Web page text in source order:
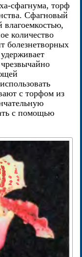
сфагнума, торф
Сфагновый
влагоемкостью,
количество
болезнетворных
с торфом из
с помощью